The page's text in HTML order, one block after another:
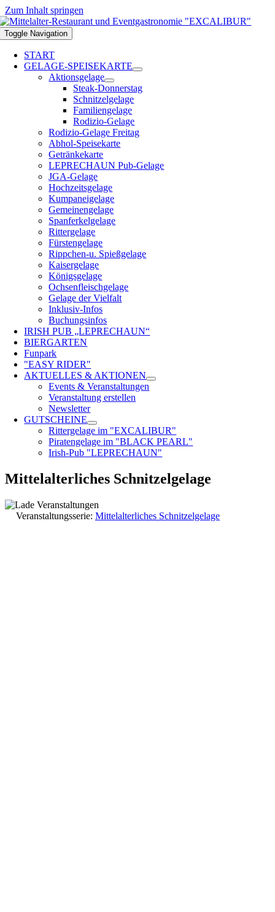
Zum Inhalt springen
Toggle Navigation
START
GELAGE-SPEISEKARTE
Aktionsgelage
Steak-Donnerstag
Schnitzelgelage
Familiengelage
Rodizio-Gelage
Rodizio-Gelage Freitag
Abhol-Speisekarte
Getränkekarte
LEPRECHAUN Pub-Gelage
JGA-Gelage
Hochzeitsgelage
Kumpaneigelage
Gemeinengelage
Spanferkelgelage
Rittergelage
Fürstengelage
Rippchen-u. Spießgelage
Kaisergelage
Königsgelage
Ochsenfleischgelage
Gelage der Vielfalt
Inklusiv-Infos
Buchungsinfos
IRISH PUB „LEPRECHAUN“
BIERGARTEN
Funpark
"EASY RIDER"
AKTUELLES & AKTIONEN
Events & Veranstaltungen
Veranstaltung erstellen
Newsletter
GUTSCHEINE
Rittergelage im "EXCALIBUR"
Piratengelage im "BLACK PEARL"
Irish-Pub "LEPRECHAUN"
Mittelalterliches Schnitzelgelage
Veranstaltungsserie: Mittelalterliches Schnitzelgelage